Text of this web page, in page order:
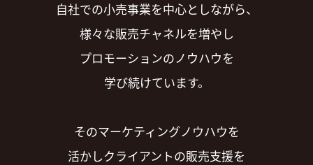
自社での小売事業を中心としながら、
様々な販売チャネルを増やし
プロモーションのノウハウを
学び続けています。
そのマーケティングノウハウを
活かしクライアントの販売支援を